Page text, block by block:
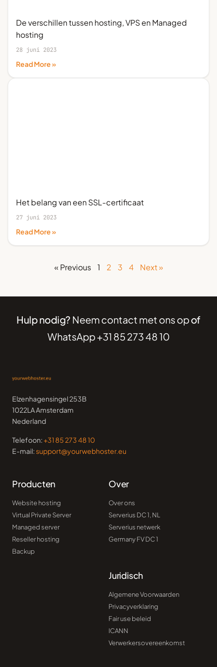
De verschillen tussen hosting, VPS en Managed
hosting
28 juni 2023
Read More »
Het belang van een SSL-certificaat
27 juni 2023
Read More »
« Previous 1 2 3 4 Next »
Hulp nodig? Neem contact met ons opof
WhatsApp +31 85 273 48 10
Elzenhagensingel 253B
1022LA Amsterdam
Nederland
Telefoon:+31 85 273 48 10
E-mail:support@yourwebhoster.eu
Producten
Website hosting
Virtual Private Server
Managed server
Reseller hosting
Backup
Over
Over ons
Serverius DC 1, NL
Serverius netwerk
Germany FV DC 1​
Juridisch
Algemene Voorwaarden
Privacyverklaring
Fair use beleid
ICANN
Verwerkersovereenkomst